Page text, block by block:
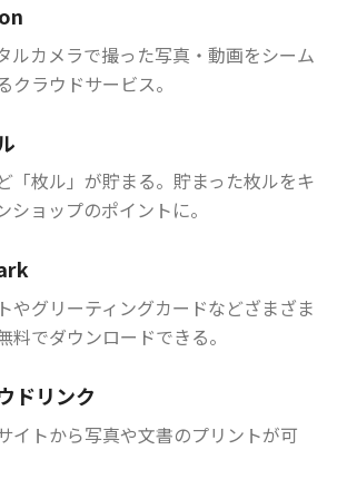
ルカメラで撮った写真・動画をシーム
クラウドサービス。
「枚ル」が貯まる。貯まった枚ルをキ
ショップのポイントに。
やグリーティングカードなどざまざま
料でダウンロードできる。
ドリンク
イトから写真や文書のプリントが可